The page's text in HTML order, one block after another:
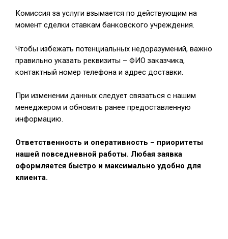
Комиссия за услуги взымается по действующим на
момент сделки ставкам банковского учреждения.
Чтобы избежать потенциальных недоразумений, важно
правильно указать реквизиты – ФИО заказчика,
контактный номер телефона и адрес доставки.
При изменении данных следует связаться с нашим
менеджером и обновить ранее предоставленную
информацию.
Ответственность и оперативность – приоритеты
нашей повседневной работы. Любая заявка
оформляется быстро и максимально удобно для
клиента.